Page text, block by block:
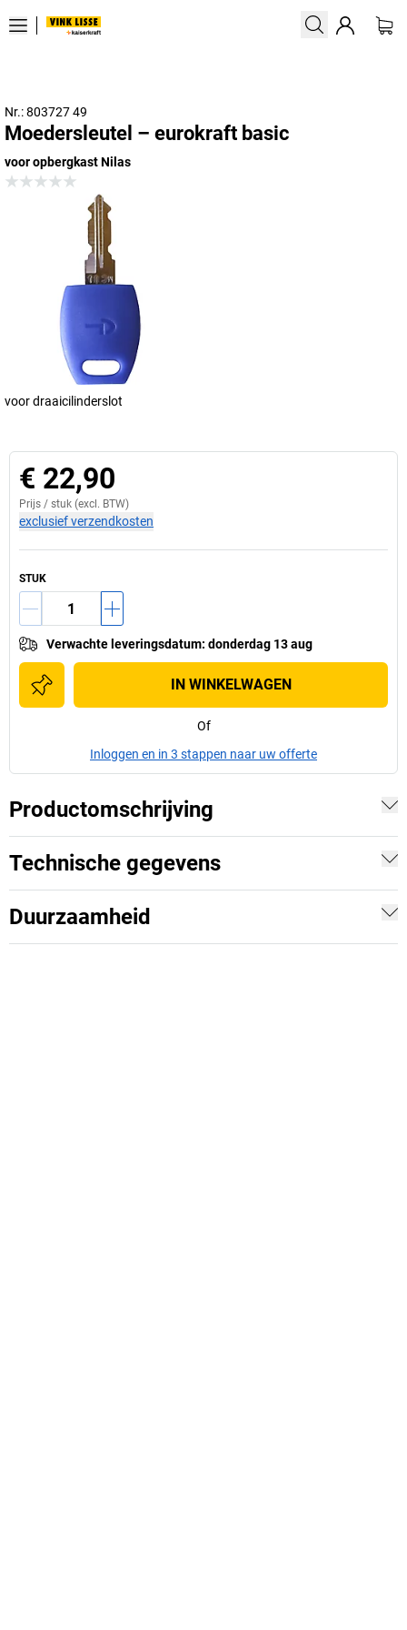
Nr.: 803727 49
Moedersleutel – eurokraft basic
voor opbergkast Nilas
voor draaicilinderslot
€ 22,90
Prijs / stuk (excl. BTW)
exclusief verzendkosten
STUK
Verwachte leveringsdatum: donderdag 13 aug
IN WINKELWAGEN
Of
Inloggen en in 3 stappen naar uw offerte
Productomschrijving
Technische gegevens
Duurzaamheid